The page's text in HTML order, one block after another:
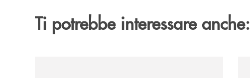
Ti potrebbe interessare anche: